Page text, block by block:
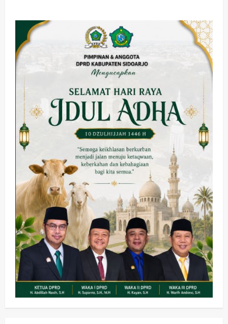
2
Kesehatan Pembangunan
Pemerintahan
PANAS! Kalah Tender Proyek RSUD
Sibar Rp 9,9 M, Beranikah CV Tiga
Anugerah Utama Pertaruhkan
Jaminan Rp 100 Juta?